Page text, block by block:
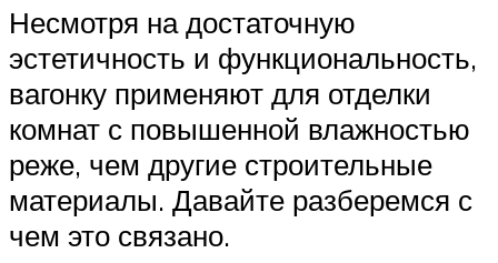
Несмотря на достаточную
эстетичность и функциональность,
вагонку применяют для отделки
комнат с повышенной влажностью
реже, чем другие строительные
материалы. Давайте разберемся с
чем это связано.